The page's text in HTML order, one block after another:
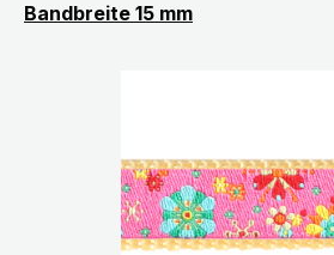
Bandbreite 15 mm